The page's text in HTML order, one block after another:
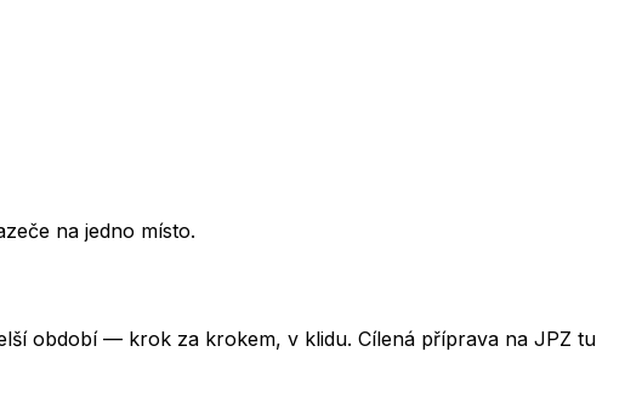
na jedno místo.
období — krok za krokem, v klidu. Cílená příprava na JPZ tu